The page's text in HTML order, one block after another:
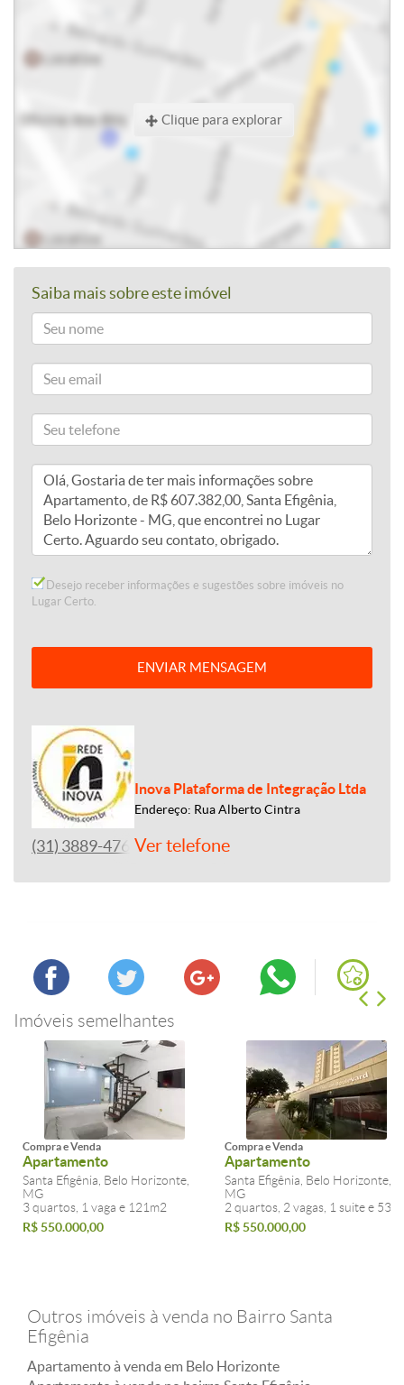
Clique para explorar
Saiba mais sobre este imóvel
Desejo receber informações e sugestões sobre imóveis no
Lugar Certo.
ENVIAR MENSAGEM
Inova Plataforma de Integração Ltda
Endereço: Rua Alberto Cintra
(31) 3889-4765Ver telefone
Imóveis semelhantes
Compra e Venda
Apartamento
Santa Efigênia, Belo Horizonte,
MG
3 quartos, 1 vaga e 121m2
R$ 550.000,00
Compra e Venda
Apartamento
Santa Efigênia, Belo Horizonte,
MG
2 quartos, 2 vagas, 1 suite e
R$ 550.000,00
Outros imóveis à venda no Bairro Santa
Efigênia
Apartamento à venda em Belo Horizonte